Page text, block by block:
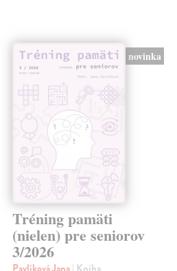
novinka
Tréning pamäti
(nielen) pre seniorov
3/2026